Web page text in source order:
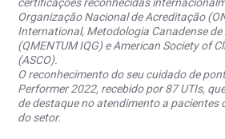
Organização Nacional de Acreditação
International, Metodologia Canadense
(QMENTUM IQG) e American Society of
(ASCO).
O reconhecimento do seu cuidado de
Performer 2022, recebido por 87 UTIs,
de destaque no atendimento a pacientes
do setor.